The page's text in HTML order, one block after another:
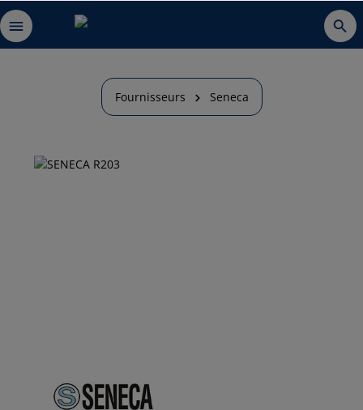
Fournisseurs Seneca